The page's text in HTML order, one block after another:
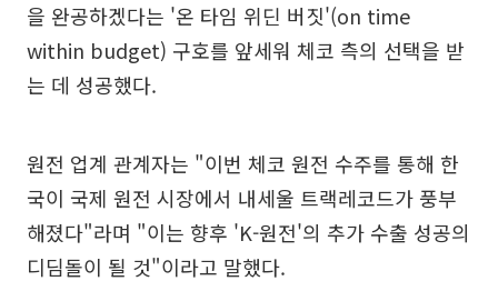
을 완공하겠다는 '온 타임 위딘 버짓'(on time
within budget) 구호를 앞세워 체코 측의 선택을 받
는 데 성공했다.
원전 업계 관계자는 "이번 체코 원전 수주를 통해 한
국이 국제 원전 시장에서 내세울 트랙레코드가 풍부
해졌다"라며 "이는 향후 'K-원전'의 추가 수출 성공의
디딤돌이 될 것"이라고 말했다.